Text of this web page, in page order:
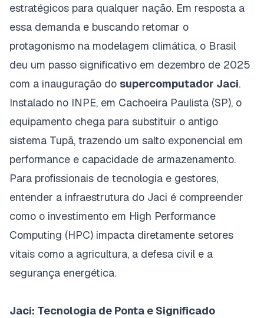
estratégicos para qualquer nação. Em resposta a
essa demanda e buscando retomar o
protagonismo na modelagem climática, o Brasil
deu um passo significativo em dezembro de 2025
com a inauguração do supercomputador Jaci.
Instalado no INPE, em Cachoeira Paulista (SP), o
equipamento chega para substituir o antigo
sistema Tupã, trazendo um salto exponencial em
performance e capacidade de armazenamento.
Para profissionais de tecnologia e gestores,
entender a infraestrutura do Jaci é compreender
como o investimento em High Performance
Computing (HPC) impacta diretamente setores
vitais como a agricultura, a defesa civil e a
segurança energética.
Jaci: Tecnologia de Ponta e Significado